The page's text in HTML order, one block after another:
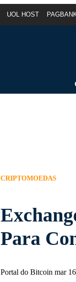
UOL HOST
CRIPTOMOEDAS
Para
Portal do Bitcoin mar